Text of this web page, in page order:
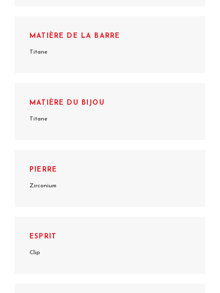
MATIÈRE DE LA BARRE
Titane
MATIÈRE DU BIJOU
Titane
PIERRE
Zirconium
ESPRIT
Clip